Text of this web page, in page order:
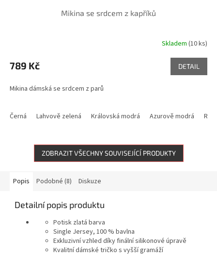
Mikina se srdcem z kapříků
produktu
je
z
Skladem(10 ks)
789 Kč DETAIL
Mikina dámská se srdcem z parů
Černá Lahvově zelená Královská modrá Azurově modrá
ZOBRAZIT VŠECHNY SOUVISEJÍCÍ PRODUKTY
Popis Podobné (8) Diskuze
Detailní popis produktu
Potisk zlatá barva
Single Jersey, 100 % bavlna
Exkluzivní vzhled díky finální silikonové úpravě
Kvalitní dámské tričko s vyšší gramáží